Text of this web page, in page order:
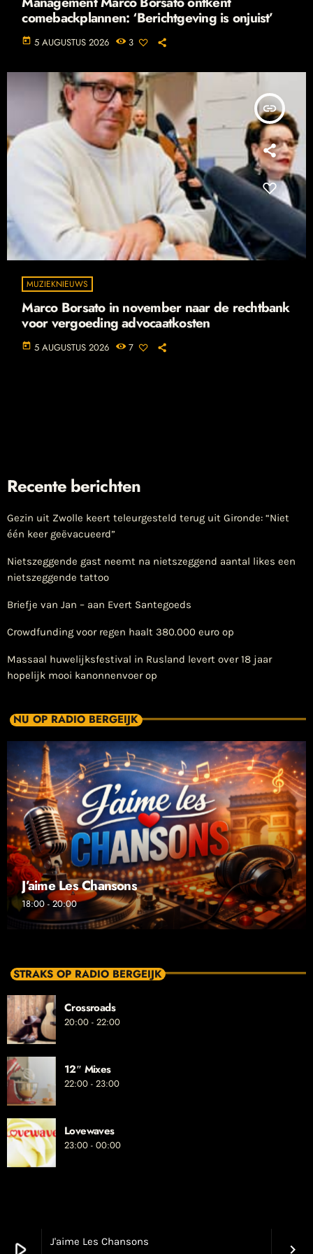
J'aime Les Chansons
keyboard_arrow_right
comebackplannen: ‘Berichtgeving is onjuist’
today 5 AUGUSTUS 2026 3
insert_link
MUZIEKNIEUWS
Marco Borsato in november naar de rechtbank
voor vergoeding advocaatkosten
today 5 AUGUSTUS 2026 7
Recente berichten
Gezin uit Zwolle keert teleurgesteld terug uit Gironde: “Niet
één keer geëvacueerd”
Nietszeggende gast neemt na nietszeggend aantal likes een
nietszeggende tattoo
Briefje van Jan – aan Evert Santegoeds
Crowdfunding voor regen haalt 380.000 euro op
Massaal huwelijksfestival in Rusland levert over 18 jaar
hopelijk mooi kanonnenvoer op
NU OP RADIO BERGEIJK
J’aime Les Chansons
18:00 - 20:00
STRAKS OP RADIO BERGEIJK
Crossroads
20:00 - 22:00
12″ Mixes
22:00 - 23:00
Lovewaves
23:00 - 00:00